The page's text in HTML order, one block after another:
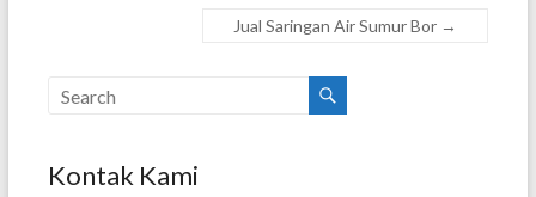
Jual Saringan Air Sumur Bor →
Kontak Kami